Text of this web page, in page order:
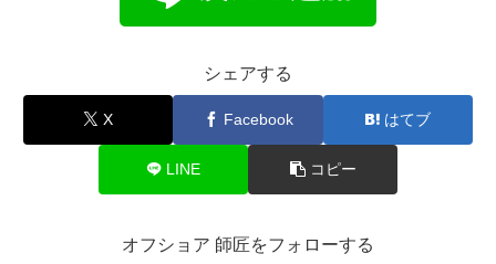
シェアする
X Facebook はてブ
LINE コピー
オフショア 師匠をフォローする